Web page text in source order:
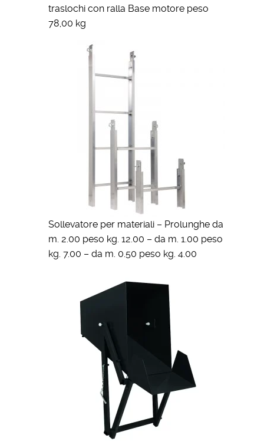
traslochi con ralla Base motore peso
78,00 kg
Sollevatore per materiali – Prolunghe da
m. 2.00 peso kg. 12.00 – da m. 1.00 peso
kg. 7.00 – da m. 0.50 peso kg. 4.00